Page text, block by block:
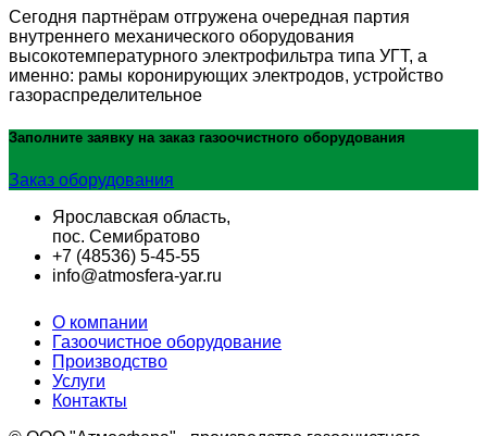
Сегодня партнёрам отгружена очередная партия
внутреннего механического оборудования
высокотемпературного электрофильтра типа УГТ, а
именно: рамы коронирующих электродов, устройство
газораспределительное
Заполните заявку на заказ газоочистного оборудования
Заказ оборудования
Ярославская область,
пос. Семибратово
+7 (48536) 5-45-55
info@atmosfera-yar.ru
О компании
Газоочистное оборудование
Производство
Услуги
Контакты